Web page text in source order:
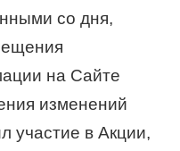
со дня,
на Сайте
изменений
участие в Акции,